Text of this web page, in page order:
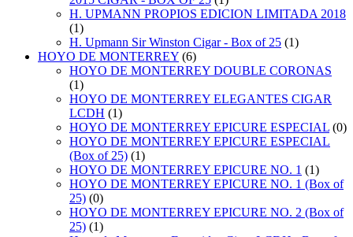
H. UPMANN PROPIOS EDICION LIMITADA 2018
(1)
H. Upmann Sir Winston Cigar - Box of 25 (1)
HOYO DE MONTERREY (6)
HOYO DE MONTERREY DOUBLE CORONAS
(1)
HOYO DE MONTERREY ELEGANTES CIGAR
LCDH (1)
HOYO DE MONTERREY EPICURE ESPECIAL (0)
HOYO DE MONTERREY EPICURE ESPECIAL
(Box of 25) (1)
HOYO DE MONTERREY EPICURE NO. 1 (1)
HOYO DE MONTERREY EPICURE NO. 1 (Box of
25) (0)
HOYO DE MONTERREY EPICURE NO. 2 (Box of
25) (1)